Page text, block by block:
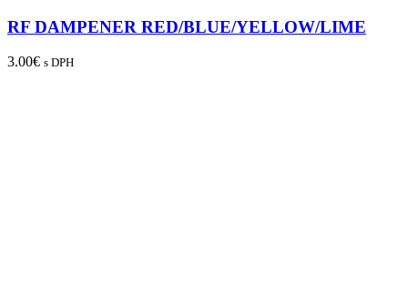
RF DAMPENER RED/BLUE/YELLOW/LIME
3.00€ s DPH